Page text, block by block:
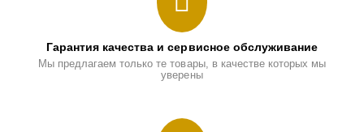
Гарантия качества и сервисное обслуживание
Мы предлагаем только те товары, в качестве которых мы
уверены